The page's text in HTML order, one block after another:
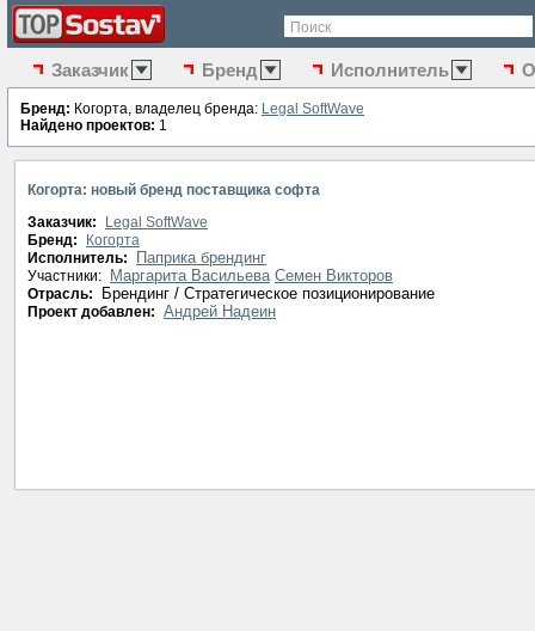
Поиск
Заказчик Бренд Исполнитель
Бренд: Когорта, владелец бренда: Legal SoftWave
Найдено проектов: 1
Когорта: новый бренд поставщика софта
Заказчик:
Legal SoftWave
Бренд:
Когорта
Исполнитель:
Паприка брендинг
Участники: Маргарита Васильева Семен Викторов
Отрасль: Брендинг / Стратегическое позиционирование
Проект добавлен: Андрей Надеин